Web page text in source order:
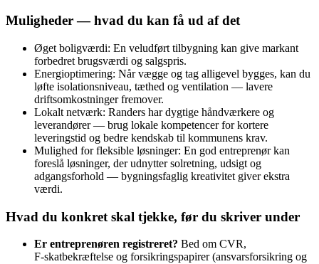
Muligheder — hvad du kan få ud af det
Øget boligværdi: En veludført tilbygning kan give markant
forbedret brugsværdi og salgspris.
Energioptimering: Når vægge og tag alligevel bygges, kan du
løfte isolationsniveau, tæthed og ventilation — lavere
driftsomkostninger fremover.
Lokalt netværk: Randers har dygtige håndværkere og
leverandører — brug lokale kompetencer for kortere
leveringstid og bedre kendskab til kommunens krav.
Mulighed for fleksible løsninger: En god entreprenør kan
foreslå løsninger, der udnytter solretning, udsigt og
adgangsforhold — bygningsfaglig kreativitet giver ekstra
værdi.
Hvad du konkret skal tjekke, før du skriver under
Er entreprenøren registreret? Bed om CVR,
F‑skatbekræftelse og forsikringspapirer (ansvarsforsikring og